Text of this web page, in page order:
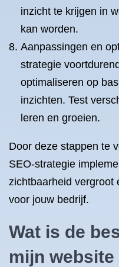
inzicht te krijgen in
kan worden.
Aanpassingen en
strategie
optimaliseren op
inzichten. Test
leren en groeien.
Door deze stappen te
SEO-strategie
zichtbaarheid vergroot
voor jouw bedrijf.
Wat is de
mijn